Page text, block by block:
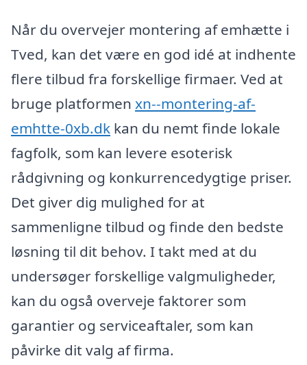
Når du overvejer montering af emhætte i
Tved, kan det være en god idé at indhente
flere tilbud fra forskellige firmaer. Ved at
bruge platformen xn--montering-af-
emhtte-0xb.dk kan du nemt finde lokale
fagfolk, som kan levere esoterisk
rådgivning og konkurrencedygtige priser.
Det giver dig mulighed for at
sammenligne tilbud og finde den bedste
løsning til dit behov. I takt med at du
undersøger forskellige valgmuligheder,
kan du også overveje faktorer som
garantier og serviceaftaler, som kan
påvirke dit valg af firma.